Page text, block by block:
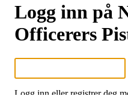
Logg inn på
Officerers
Logg inn eller registrer deg